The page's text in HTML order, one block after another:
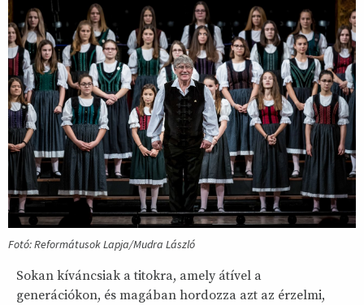
Fotó: Reformátusok Lapja/Mudra László
Sokan kíváncsiak a titokra, amely átível a
generációkon, és magában hordozza azt az érzelmi,